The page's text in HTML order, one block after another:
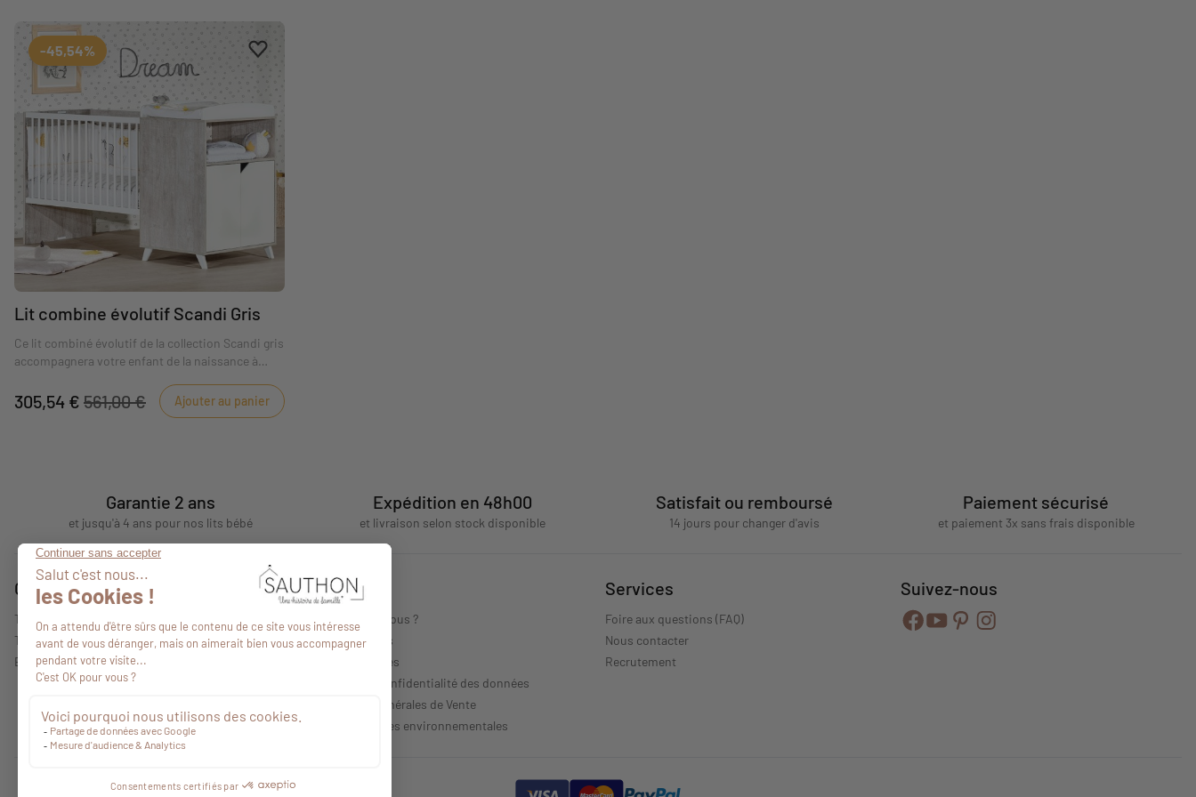
Ajouter aux favoris
Supprimer des favoris
-45,54%
Lit combine évolutif Scandi Gris
Ce lit combiné évolutif de la collection Scandi gris
accompagnera votre enfant de la naissance à
305,54 € 561,00 € Ajouter au panier
Garantie 2 ans
et jusqu'à 4 ans pour nos lits bébé
Expédition en 48h00
et livraison selon stock disponible
Satisfait ou remboursé
14 jours pour changer d'avis
Paiement sécurisé
et paiement 3x sans frais disponible
Conseils
Tous nos conseils
Trouver un point de vente
Espace professionnel
A propos
Qui sommes-nous ?
Nos collections
Mentions légales
Politique de confidentialité des données
Conditions Générales de Vente
Caractéristiques environnementales
Services
Foire aux questions (FAQ)
Nous contacter
Recrutement
Suivez-nous